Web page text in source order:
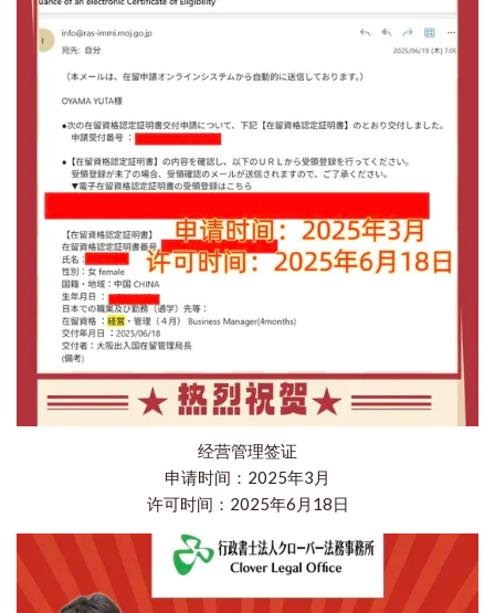
经营管理签证
申请时间：2025年3月
许可时间：2025年6月18日